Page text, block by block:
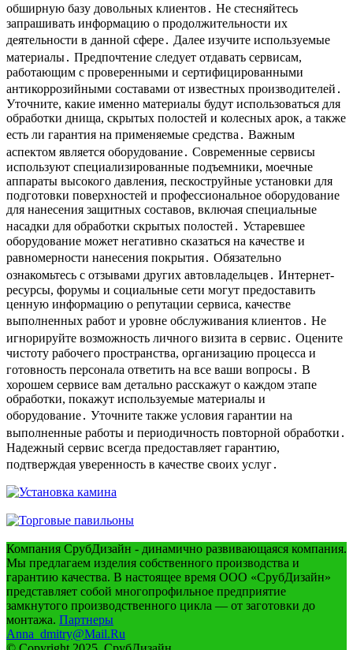
обширную базу довольных клиентов․ Не стесняйтесь
запрашивать информацию о продолжительности их
деятельности в данной сфере․ Далее изучите используемые
материалы․ Предпочтение следует отдавать сервисам,
работающим с проверенными и сертифицированными
антикоррозийными составами от известных производителей․
Уточните, какие именно материалы будут использоваться для
обработки днища, скрытых полостей и колесных арок, а также
есть ли гарантия на применяемые средства․ Важным
аспектом является оборудование․ Современные сервисы
используют специализированные подъемники, моечные
аппараты высокого давления, пескоструйные установки для
подготовки поверхностей и профессиональное оборудование
для нанесения защитных составов, включая специальные
насадки для обработки скрытых полостей․ Устаревшее
оборудование может негативно сказаться на качестве и
равномерности нанесения покрытия․ Обязательно
ознакомьтесь с отзывами других автовладельцев․ Интернет-
ресурсы, форумы и социальные сети могут предоставить
ценную информацию о репутации сервиса, качестве
выполненных работ и уровне обслуживания клиентов․ Не
игнорируйте возможность личного визита в сервис․ Оцените
чистоту рабочего пространства, организацию процесса и
готовность персонала ответить на все ваши вопросы․ В
хорошем сервисе вам детально расскажут о каждом этапе
обработки, покажут используемые материалы и
оборудование․ Уточните также условия гарантии на
выполненные работы и периодичность повторной обработки․
Надежный сервис всегда предоставляет гарантию,
подтверждая уверенность в качестве своих услуг․
Компания СрубДизайн - динамично развивающаяся компания.
Мы предлагаем изделия собственного производства и
гарантию качества. В настоящее время ООО «СрубДизайн»
представляет собой многопрофильное предприятие
замкнутого производственного цикла — от заготовки до
монтажа. Партнеры
Anna_dmitry@Mail.Ru